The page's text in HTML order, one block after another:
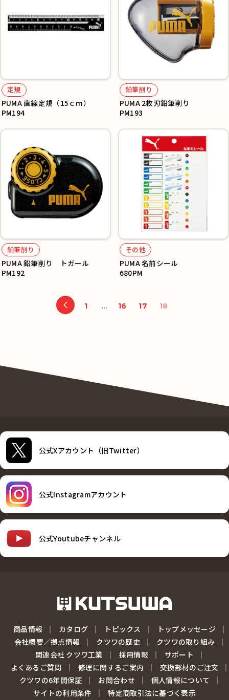
定規
PUMA 直線定規（15ｃｍ）
PM194
鉛筆削り
PUMA 2枚刃鉛筆削り
PM193
鉛筆削り
PUMA 鉛筆削り トガール
PM192
その他
PUMA 名前シール
680PM
1 … 16 17 18
公式Xアカウント（旧Twitter）
公式Instagramアカウント
公式Youtubeチャンネル
商品情報 カタログ トピックス
トップメッセージ
会社概要／拠点情報
クツワの歴史
クツワの取り組み
関連会社 クツワ工業
採用情報
サポート
よくあるご質問
修理に関するご案内
交換部材のご注文
クツワの6年間保証
お問合わせ
個人情報について
サイトの利用条件
特定商取引法に基づく表示